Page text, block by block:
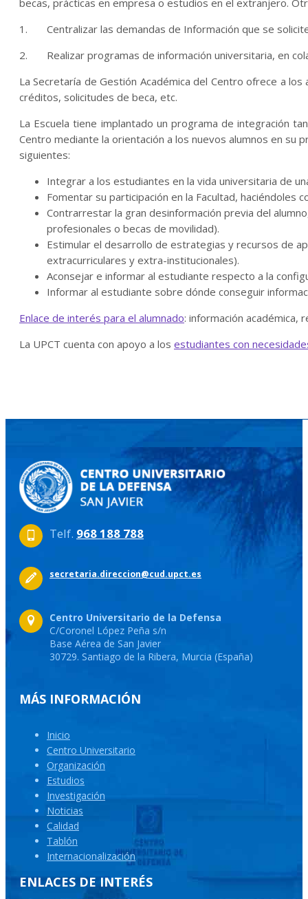
1. Centralizar las demandas de Información que se
2. Realizar programas de información universitaria, en
La Secretaría de Gestión Académica del Centro ofrece a
créditos, solicitudes de beca, etc.
La Escuela tiene implantado un programa de integración
Centro mediante la orientación a los nuevos alumnos en
siguientes:
Integrar a los estudiantes en la vida universitaria de
Fomentar su participación en la Facultad, haciéndoles
Contrarrestar la gran desinformación previa del
profesionales o becas de movilidad).
Estimular el desarrollo de estrategias y recursos de
extracurriculares y extra-institucionales).
Aconsejar e informar al estudiante respecto a la
Informar al estudiante sobre dónde conseguir
Enlace de interés para el alumnado: información
La UPCT cuenta con apoyo a los estudiantes con
Telf. 968 188 788
secretaria.direccion@cud.upct.es
Centro Universitario de la Defensa
C/Coronel López Peña s/n
Base Aérea de San Javier
30729. Santiago de la Ribera, Murcia (España)
MÁS INFORMACIÓN
Inicio
Centro Universitario
Organización
Estudios
Investigación
Noticias
Calidad
Tablón
Internacionalización
ENLACES DE INTERÉS